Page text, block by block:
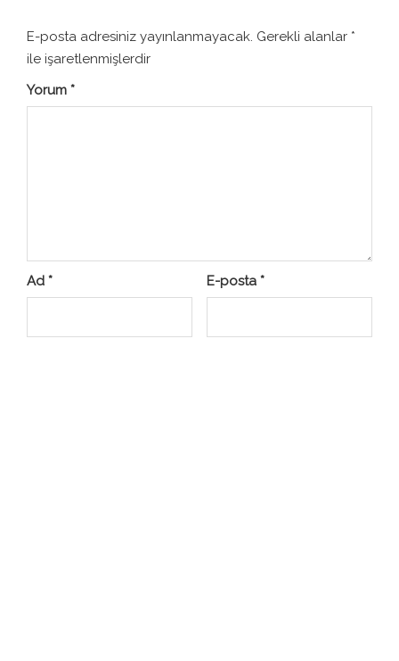
E-posta adresiniz yayınlanmayacak. Gerekli alanlar *
ile işaretlenmişlerdir
Yorum *
Ad * E-posta *